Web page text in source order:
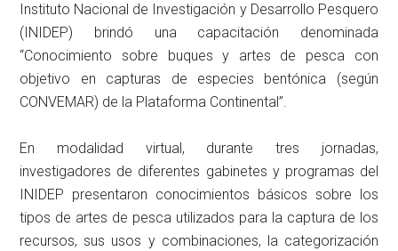
Instituto Nacional de Investigación y Desarrollo Pesquero
(INIDEP) brindó una capacitación denominada
“Conocimiento sobre buques y artes de pesca con
objetivo en capturas de especies bentónica (según
CONVEMAR) de la Plataforma Continental”.
En modalidad virtual, durante tres jornadas,
investigadores de diferentes gabinetes y programas del
INIDEP presentaron conocimientos básicos sobre los
tipos de artes de pesca utilizados para la captura de los
recursos, sus usos y combinaciones, la categorización